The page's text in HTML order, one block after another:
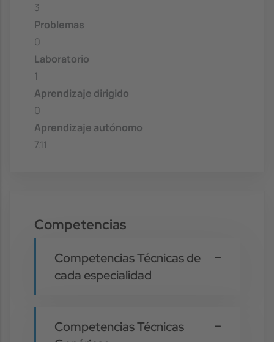
3
Problemas
0
Laboratorio
1
Aprendizaje dirigido
0
Aprendizaje autónomo
7.11
Competencias
Competencias Técnicas de
cada especialidad
Competencias Técnicas